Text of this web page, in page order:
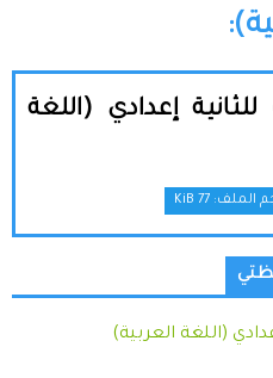
إعدادي (اللغة
الملف: 77 KiB
(اللغة العربية)